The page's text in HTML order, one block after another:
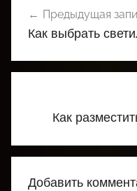
по
Предыдущая
Как выбрать
Как
Добавить